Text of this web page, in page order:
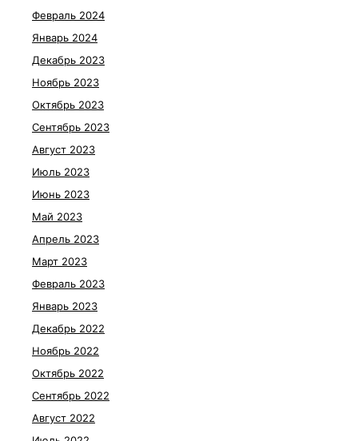
Февраль 2024
Январь 2024
Декабрь 2023
Ноябрь 2023
Октябрь 2023
Сентябрь 2023
Август 2023
Июль 2023
Июнь 2023
Май 2023
Апрель 2023
Март 2023
Февраль 2023
Январь 2023
Декабрь 2022
Ноябрь 2022
Октябрь 2022
Сентябрь 2022
Август 2022